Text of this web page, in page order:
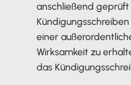
anschließend
einer
Wirksamkeit zu
das